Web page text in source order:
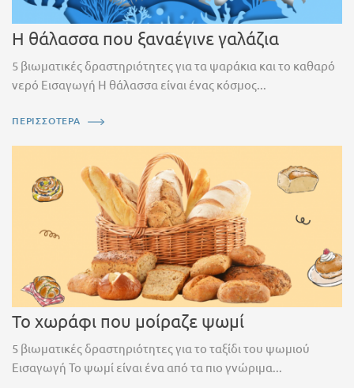
Η θάλασσα που ξαναέγινε γαλάζια
5 βιωματικές δραστηριότητες για τα ψαράκια και το καθαρό
νερό Εισαγωγή Η θάλασσα είναι ένας κόσμος...
ΠΕΡΙΣΣΟΤΕΡΑ
Το χωράφι που μοίραζε ψωμί
5 βιωματικές δραστηριότητες για το ταξίδι του ψωμιού
Εισαγωγή Το ψωμί είναι ένα από τα πιο γνώριμα...